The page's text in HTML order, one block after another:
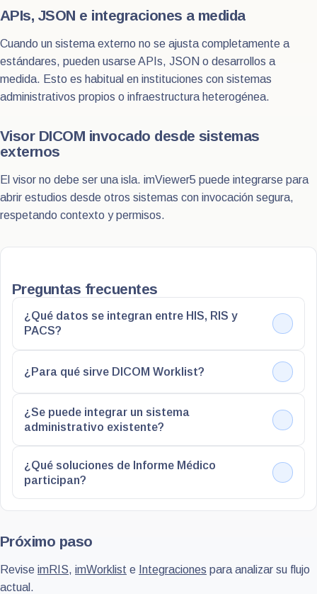
APIs, JSON e integraciones a medida
Cuando un sistema externo no se ajusta completamente a
estándares, pueden usarse APIs, JSON o desarrollos a
medida. Esto es habitual en instituciones con sistemas
administrativos propios o infraestructura heterogénea.
Visor DICOM invocado desde sistemas
externos
El visor no debe ser una isla. imViewer5 puede integrarse para
abrir estudios desde otros sistemas con invocación segura,
respetando contexto y permisos.
Preguntas frecuentes
¿Qué datos se integran entre HIS, RIS y
PACS?
¿Para qué sirve DICOM Worklist?
¿Se puede integrar un sistema
administrativo existente?
¿Qué soluciones de Informe Médico
participan?
Próximo paso
Revise imRIS, imWorklist e Integraciones para analizar su flujo
actual.